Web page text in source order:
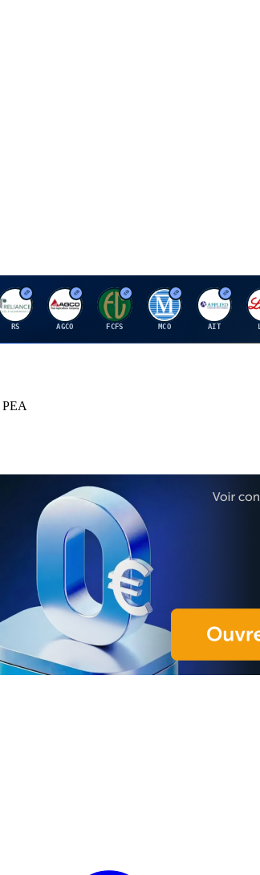
R
RS
A
AGCO
F
FCFS
M
MCO
A
AIT
PEA